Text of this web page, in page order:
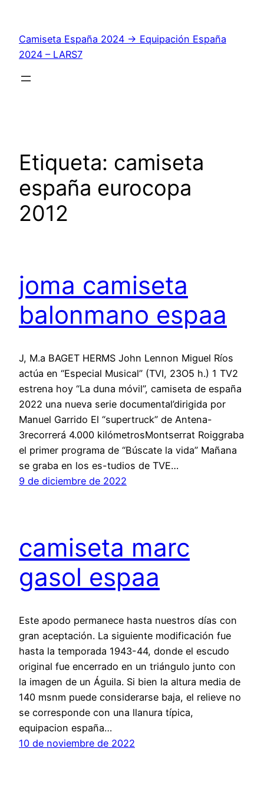
contenido
Camiseta España 2024 → Equipación España
2024 – LARS7
Etiqueta: camiseta
españa eurocopa
2012
joma camiseta
balonmano espaa
J, M.a BAGET HERMS John Lennon Miguel Ríos
actúa en “Especial Musical” (TVI, 23O5 h.) 1 TV2
estrena hoy “La duna móvil”, camiseta de españa
2022 una nueva serie documental’dirigida por
Manuel Garrido El “supertruck” de Antena-
3recorrerá 4.000 kilómetrosMontserrat Roiggraba
el primer programa de “Búscate la vida” Mañana
se graba en los es-tudios de TVE…
9 de diciembre de 2022
camiseta marc
gasol espaa
Este apodo permanece hasta nuestros días con
gran aceptación. La siguiente modificación fue
hasta la temporada 1943-44, donde el escudo
original fue encerrado en un triángulo junto con
la imagen de un Águila. Si bien la altura media de
140 msnm puede considerarse baja, el relieve no
se corresponde con una llanura típica,
equipacion españa…
10 de noviembre de 2022